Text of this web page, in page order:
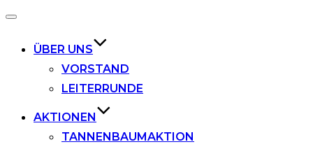
Navigation
ÜBER UNS
VORSTAND
LEITERRUNDE
AKTIONEN
TANNENBAUMAKTION